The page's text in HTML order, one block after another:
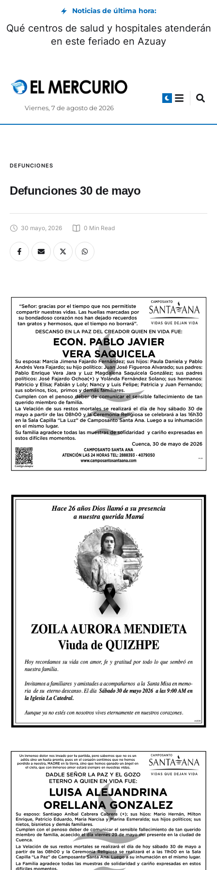
Noticias de última hora:
Qué centros de salud y hospitales atenderán
en este feriado en Azuay
Viernes, 7 de agosto de 2026
DEFUNCIONES
Defunciones 30 de mayo
30 mayo, 2026 0 Min Read